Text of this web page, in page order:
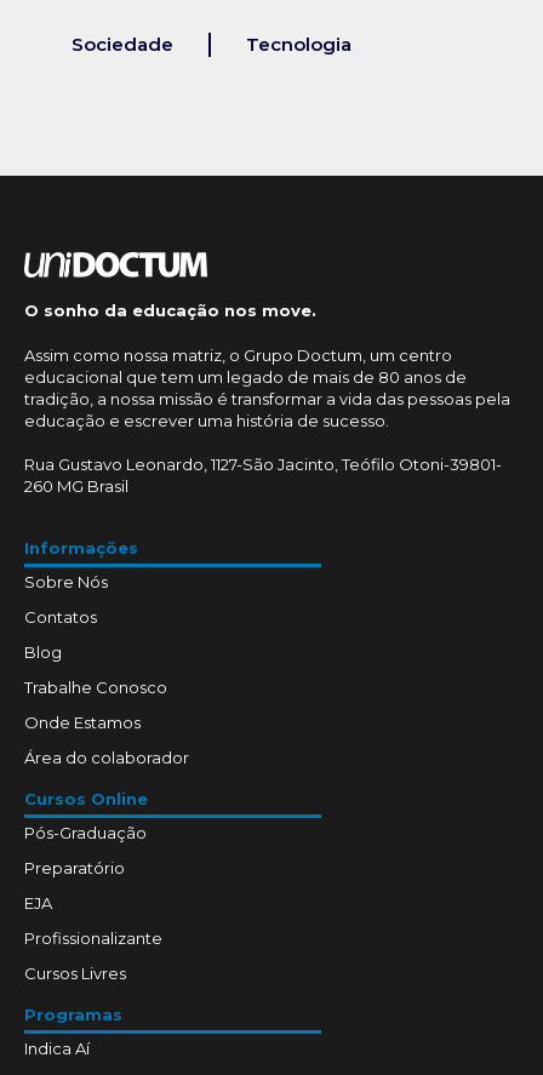
Sociedade Tecnologia
O sonho da educação nos move.
Assim como nossa matriz, o Grupo Doctum, um centro
educacional que tem um legado de mais de 80 anos de
tradição, a nossa missão é transformar a vida das pessoas pela
educação e escrever uma história de sucesso.
Rua Gustavo Leonardo, 1127-São Jacinto, Teófilo Otoni-39801-
260 MG Brasil
Informações
Sobre Nós
Contatos
Blog
Trabalhe Conosco
Onde Estamos
Área do colaborador
Cursos Online
Pós-Graduação
Preparatório
EJA
Profissionalizante
Cursos Livres
Programas
Indica Aí